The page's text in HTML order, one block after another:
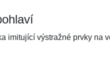
imitující výstražné prvky na